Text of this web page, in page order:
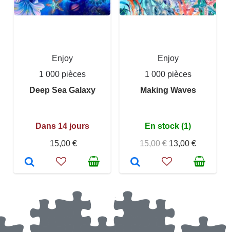
Enjoy
1 000 pièces
Deep Sea Galaxy
Dans 14 jours
15,00 €
Enjoy
1 000 pièces
Making Waves
En stock (1)
15,00 € 13,00 €